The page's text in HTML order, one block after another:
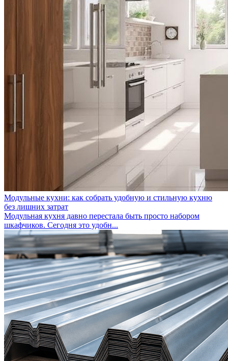
Модульные кухни: как собрать удобную и стильную кухню
без лишних затрат
Модульная кухня давно перестала быть просто набором
шкафчиков. Сегодня это удобн...